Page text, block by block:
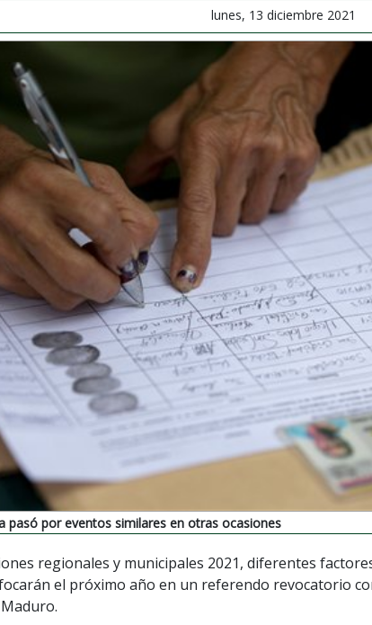
lunes, 13 diciembre 2021
pasó por eventos similares en otras ocasiones
regionales y municipales 2021, diferentes
el próximo año en un referendo revocatorio